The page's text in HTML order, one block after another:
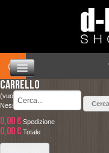
Carrello
(vuoto)
Nessun prodotto
0,00 € Spedizione
0,00 € Totale
HOME
LA